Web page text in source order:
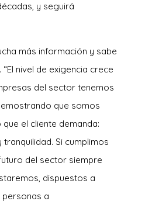
y seguirá
más información y sabe
nivel de exigencia crece
del sector tenemos
que somos
el cliente demanda:
Si cumplimos
del sector siempre
dispuestos a
personas a